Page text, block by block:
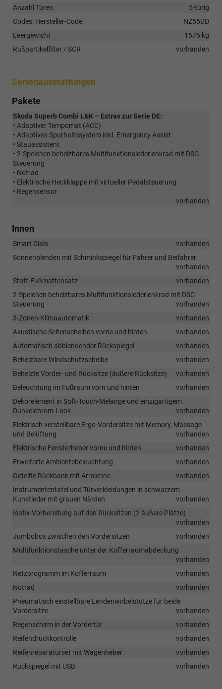
Anzahl Türen
5-türig
Codes: Hersteller-Code
NZ55DD
Leergewicht
1576 kg
Rußpartikelfilter / SCR
vorhanden
Serienausstattungen
Pakete
Skoda Superb Combi L&K – Extras zur Serie DE:
• Adaptiver Tempomat (ACC)
• Adaptives Spurhaltesystem inkl. Emergency Assist
• Stauassistent
• 2-Speichen beheizbares Multifunktionslederlenkrad mit DSG-
Steuerung
• Notrad
• Elektrische Heckklappe mit virtueller Pedalsteuerung
• Regensensor
vorhanden
Innen
Smart Dials
vorhanden
Sonnenblenden mit Schminkspiegel für Fahrer und Beifahrer
vorhanden
Stoff-Fußmattensatz
vorhanden
2-Speichen beheizbares Multifunktionslederlenkrad mit DSG-
Steuerung
vorhanden
3-Zonen-Klimaautomatik
vorhanden
Akustische Seitenscheiben vorne und hinten
vorhanden
Automatisch abblendender Rückspiegel
vorhanden
Beheizbare Windschutzscheibe
vorhanden
Beheizte Vorder- und Rücksitze (äußere Rücksitze)
vorhanden
Beleuchtung im Fußraum vorn und hinten
vorhanden
Dekorelement in Soft-Touch-Melange und einzigartigem
Dunkelchrom-Look
vorhanden
Elektrisch verstellbare Ergo-Vordersitze mit Memory, Massage
und Belüftung
vorhanden
Elektrische Fensterheber vorne und hinten
vorhanden
Erweiterte Ambientebeleuchtung
vorhanden
Geteilte Rückbank mit Armlehne
vorhanden
Instrumententafel und Türverkleidungen in schwarzem
Kunstleder mit grauen Nähten
vorhanden
Isofix-Vorbereitung auf den Rücksitzen (2 äußere Plätze)
vorhanden
Jumbobox zwischen den Vordersitzen
vorhanden
Multifunktionstasche unter der Kofferraumabdeckung
vorhanden
Netzprogramm im Kofferraum
vorhanden
Notrad
vorhanden
Pneumatisch einstellbare Lendenwirbelstütze für beide
Vordersitze
vorhanden
Regenschirm in der Vordertür
vorhanden
Reifendruckkontrolle
vorhanden
Reifenreparaturset mit Wagenheber
vorhanden
Rückspiegel mit USB
vorhanden